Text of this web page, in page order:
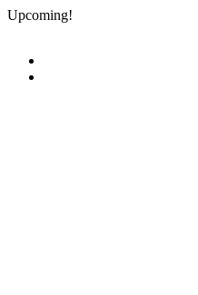
Upcoming!